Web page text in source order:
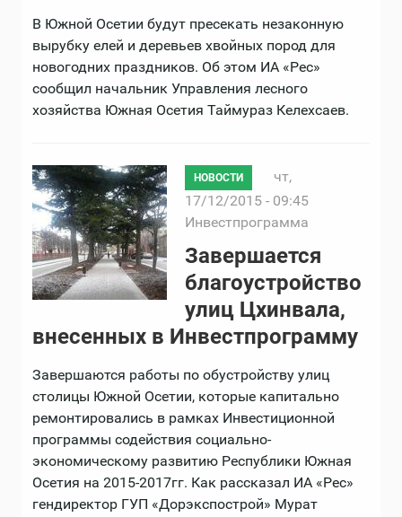
В Южной Осетии будут пресекать незаконную
вырубку елей и деревьев хвойных пород для
новогодних праздников. Об этом ИА «Рес»
сообщил начальник Управления лесного
хозяйства Южная Осетия Таймураз Келехсаев.
НОВОСТИ
чт,
17/12/2015 - 09:45
Инвестпрограмма
Завершается
благоустройство
улиц Цхинвала,
внесенных в Инвестпрограмму
Завершаются работы по обустройству улиц
столицы Южной Осетии, которые капитально
ремонтировались в рамках Инвестиционной
программы содействия социально-
экономическому развитию Республики Южная
Осетия на 2015-2017гг. Как рассказал ИА «Рес»
гендиректор ГУП «Дорэкспострой» Мурат